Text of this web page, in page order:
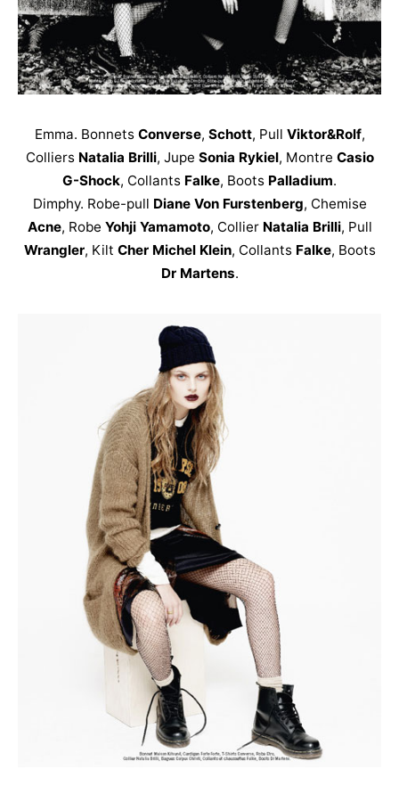
Emma. Bonnets Converse, Schott, Pull Viktor&Rolf,
Colliers Natalia Brilli, Jupe Sonia Rykiel, Montre Casio
G-Shock, Collants Falke, Boots Palladium.
Dimphy. Robe-pull Diane Von Furstenberg, Chemise
Acne, Robe Yohji Yamamoto, Collier Natalia Brilli, Pull
Wrangler, Kilt Cher Michel Klein, Collants Falke, Boots
Dr Martens.